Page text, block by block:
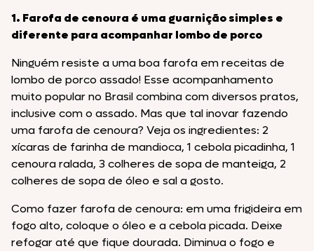
1. Farofa de cenoura é uma guarnição simples e
diferente para acompanhar lombo de porco
Ninguém resiste a uma boa farofa em receitas de
lombo de porco assado! Esse acompanhamento
muito popular no Brasil combina com diversos pratos,
inclusive com o assado. Mas que tal inovar fazendo
uma farofa de cenoura? Veja os ingredientes: 2
xícaras de farinha de mandioca, 1 cebola picadinha, 1
cenoura ralada, 3 colheres de sopa de manteiga, 2
colheres de sopa de óleo e sal a gosto.
Como fazer farofa de cenoura: em uma frigideira em
fogo alto, coloque o óleo e a cebola picada. Deixe
refogar até que fique dourada. Diminua o fogo e